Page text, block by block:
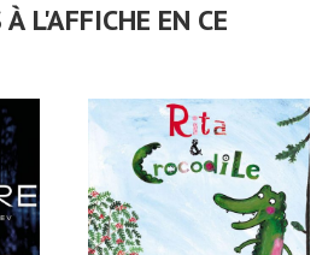
L'AFFICHE EN CE